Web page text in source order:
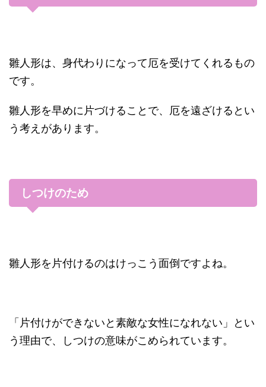
雛人形は、身代わりになって厄を受けてくれるもの
です。
雛人形を早めに片づけることで、厄を遠ざけるとい
う考えがあります。
しつけのため
雛人形を片付けるのはけっこう面倒ですよね。
「片付けができないと素敵な女性になれない」とい
う理由で、しつけの意味がこめられています。